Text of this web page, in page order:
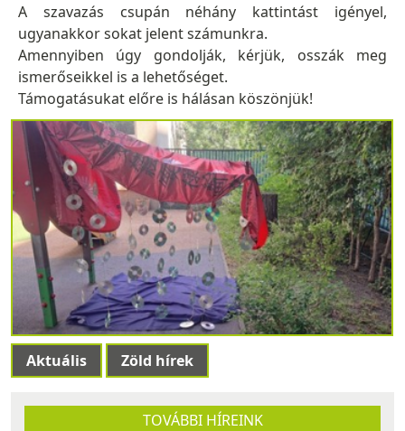
A szavazás csupán néhány kattintást igényel,
ugyanakkor sokat jelent számunkra.
Amennyiben úgy gondolják, kérjük, osszák meg
ismerőseikkel is a lehetőséget.
Támogatásukat előre is hálásan köszönjük!
Aktuális Zöld hírek
TOVÁBBI HÍREINK